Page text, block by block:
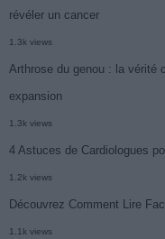
révéler un cancer
1.3k views
Arthrose du genou : la vérité
expansion
1.3k views
4 Astuces de Cardiologues
1.2k views
Découvrez Comment Lire
1.1k views